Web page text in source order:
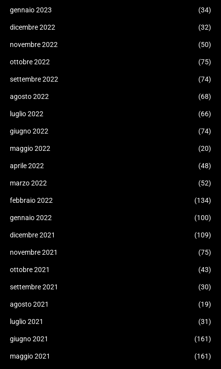
gennaio 2023 (34)
dicembre 2022 (32)
novembre 2022 (50)
ottobre 2022 (75)
settembre 2022 (74)
agosto 2022 (68)
luglio 2022 (66)
giugno 2022 (74)
maggio 2022 (20)
aprile 2022 (48)
marzo 2022 (52)
febbraio 2022 (134)
gennaio 2022 (100)
dicembre 2021 (109)
novembre 2021 (75)
ottobre 2021 (43)
settembre 2021 (30)
agosto 2021 (19)
luglio 2021 (31)
giugno 2021 (161)
maggio 2021 (161)